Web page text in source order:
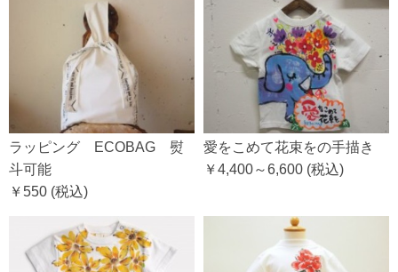
ラッピング ECOBAG 熨
斗可能
￥550 (税込)
愛をこめて花束をの手描き
￥4,400～6,600 (税込)